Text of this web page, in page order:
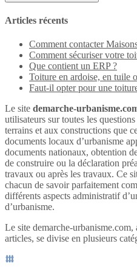
Articles récents
Comment contacter
Comment sécuriser votre
Que contient un ERP ?
Toiture en ardoise, en tuile
Faut-il opter pour une
Le site demarche-
utilisateurs sur toutes les
terrains et aux constructions que
documents locaux d’urbanisme
documents nationaux, obtention
de construire ou la déclaration
travaux ou après les travaux. Ce
chacun de savoir parfaitement
différents aspects administratif
d’urbanisme.
Le site demarche-urbanisme.com,
articles, se divise en plusieurs